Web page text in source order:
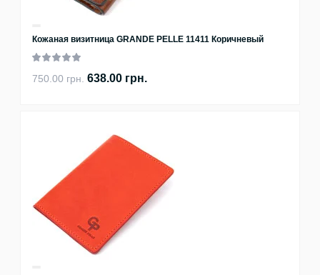
Кожаная визитница GRANDE PELLE 11411 Коричневый
750.00 грн. 638.00 грн.